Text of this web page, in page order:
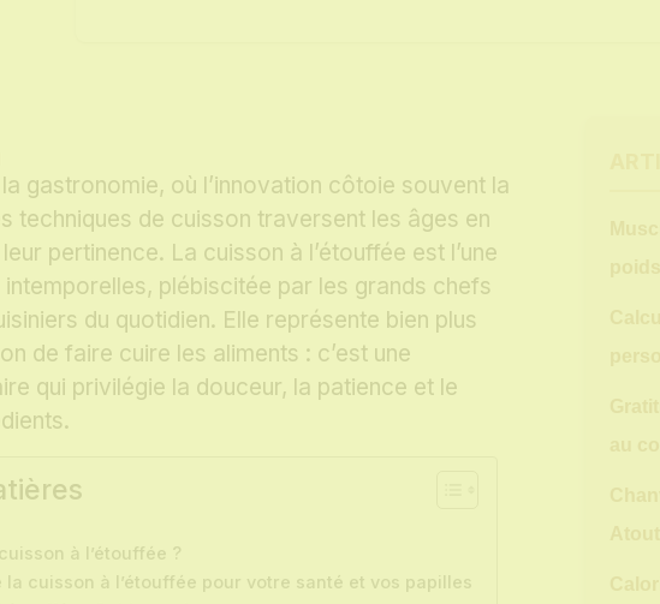
la gastronomie, où l’innovation côtoie souvent la
techniques de cuisson traversent les âges en
pertinence. La cuisson à l’étouffée est l’une
plébiscitée par les grands chefs
du quotidien. Elle représente bien plus
de faire cuire les aliments : c’est une
qui privilégie la douceur, la patience et le
à l’étouffée ?
la cuisson à l’étouffée pour votre santé et vos papilles